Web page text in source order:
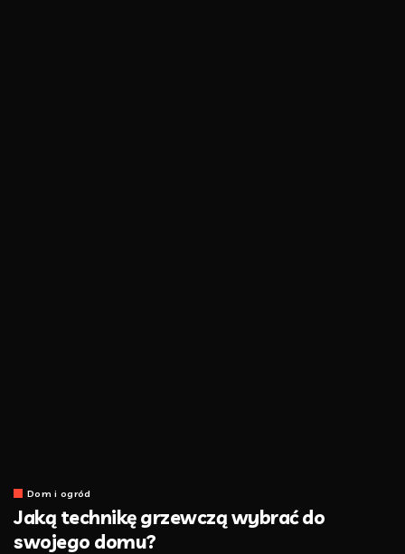
Dom i ogród
Jaką technikę grzewczą wybrać do
swojego domu?